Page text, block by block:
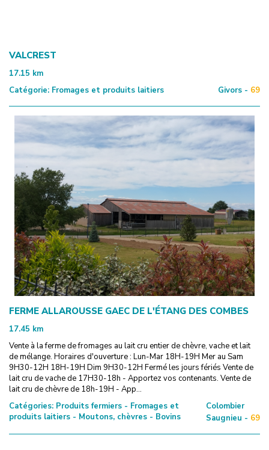
VALCREST
17.15 km
Catégorie: Fromages et produits laitiers Givors - 69
FERME ALLAROUSSE GAEC DE L'ÉTANG DES COMBES
17.45 km
Vente à la ferme de fromages au lait cru entier de chèvre, vache et lait
de mélange. Horaires d'ouverture : Lun-Mar 18H-19H Mer au Sam
9H30-12H 18H-19H Dim 9H30-12H Fermé les jours fériés Vente de
lait cru de vache de 17H30-18h - Apportez vos contenants. Vente de
lait cru de chèvre de 18h-19H - App...
Catégories: Produits fermiers - Fromages et
produits laitiers - Moutons, chèvres - Bovins
Colombier
Saugnieu - 69